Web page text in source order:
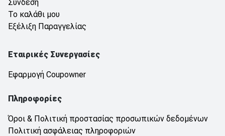
Σύνδεση
Το καλάθι μου
Εξέλιξη Παραγγελίας
Εταιρικές Συνεργασίες
Εφαρμογή Coupowner
Πληροφορίες
Όροι & Πολιτική προστασίας προσωπικών δεδομένων
Πολιτική ασφάλειας πληροφοριών